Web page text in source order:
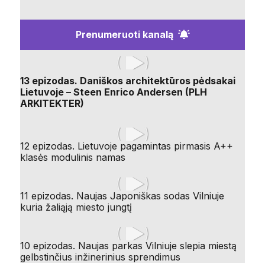
Prenumeruoti kanalą
13 epizodas. Daniškos architektūros pėdsakai
Lietuvoje – Steen Enrico Andersen (PLH
ARKITEKTER)
12 epizodas. Lietuvoje pagamintas pirmasis A++
klasės modulinis namas
11 epizodas. Naujas Japoniškas sodas Vilniuje
kuria žaliąją miesto jungtį
10 epizodas. Naujas parkas Vilniuje slepia miestą
gelbstinčius inžinerinius sprendimus